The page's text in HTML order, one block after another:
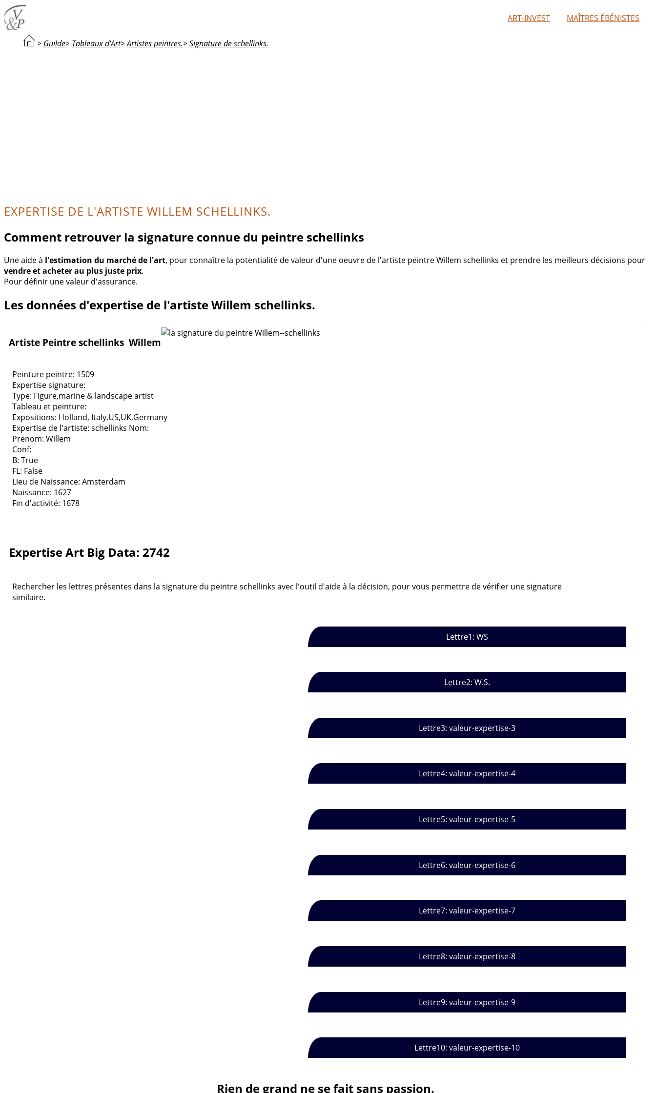
ART-INVEST MAÎTRES ÉBÉNISTES
> Guilde> Tableaux d'Art>Artistes peintres.> Signature de schellinks.
EXPERTISE DE L'ARTISTE WILLEM SCHELLINKS.
Comment retrouver la signature connue du peintre schellinks
Une aide à l'estimation du marché de l'art, pour connaître la potentialité de valeur d'une oeuvre de l'artiste peintre Willem schellinks et prendre les meilleurs décisions pour
vendre et acheter au plus juste prix.
Pour définir une valeur d'assurance.
Les données d'expertise de l'artiste Willem schellinks.
Artiste Peintre schellinks Willem
Peinture peintre: 1509
Expertise signature:
Type: Figure,marine & landscape artist
Tableau et peinture:
Expositions: Holland, Italy,US,UK,Germany
Expertise de l'artiste: schellinks Nom:
Prenom: Willem
Conf:
B: True
FL: False
Lieu de Naissance: Amsterdam
Naissance: 1627
Fin d'activité: 1678
Expertise Art Big Data: 2742
Rechercher les lettres présentes dans la signature du peintre schellinks avec l'outil d'aide à la décision, pour vous permettre de vérifier une signature
similaire.
Lettre1: WS
Lettre2: W.S.
Lettre3: valeur-expertise-3
Lettre4: valeur-expertise-4
Lettre5: valeur-expertise-5
Lettre6: valeur-expertise-6
Lettre7: valeur-expertise-7
Lettre8: valeur-expertise-8
Lettre9: valeur-expertise-9
Lettre10: valeur-expertise-10
Rien de grand ne se fait sans passion.